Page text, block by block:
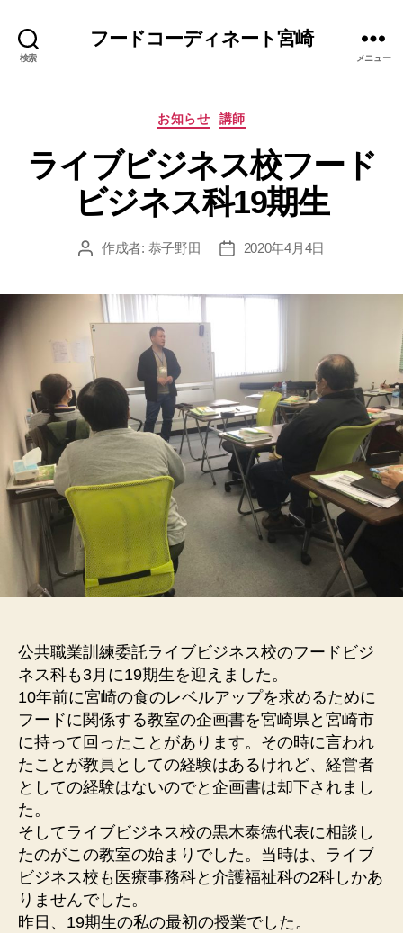
検索
フードコーディネート宮崎
メニュー
カ
ゴ
リ
ー
お知らせ 講師
ライブビジネス校フード
ビジネス科19期生
投 作成者: 恭子野田
投
2020年4月4日
公共職業訓練委託ライブビジネス校のフードビジ
ネス科も3月に19期生を迎えました。
10年前に宮崎の食のレベルアップを求めるために
フードに関係する教室の企画書を宮崎県と宮崎市
に持って回ったことがあります。その時に言われ
たことが教員としての経験はあるけれど、経営者
としての経験はないのでと企画書は却下されまし
た。
そしてライブビジネス校の黒木泰徳代表に相談し
たのがこの教室の始まりでした。当時は、ライブ
ビジネス校も医療事務科と介護福祉科の2科しかあ
りませんでした。
昨日、19期生の私の最初の授業でした。